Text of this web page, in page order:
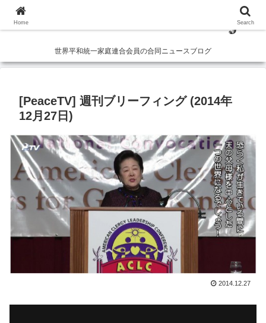
世界平和統一家庭連合会員の合同ニュースブログ
[PeaceTV] 週刊ブリーフィング (2014年
12月27日)
2014.12.27
Home Search